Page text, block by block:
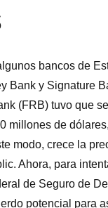
bancos de
Bank y Signature
(FRB) tuvo que
millones de
modo, crece la
Ahora, para
de Seguro de
potencial para